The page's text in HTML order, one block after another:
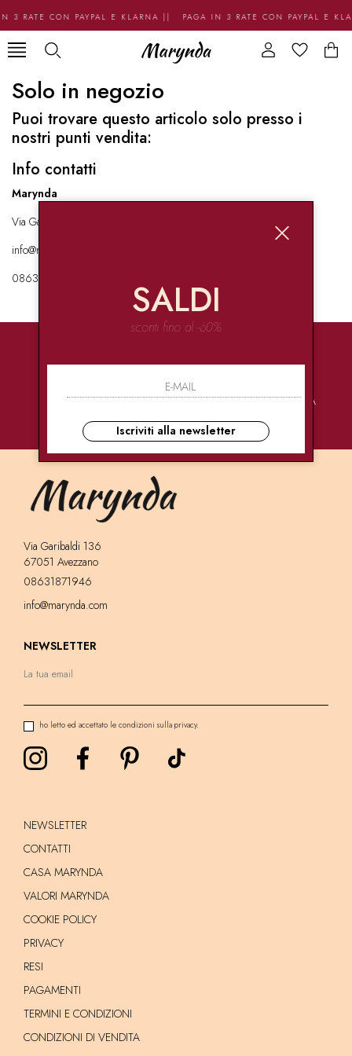
3 RATE CON PAYPAL E KLARNA || PAGA IN 3 RATE CON PAYPAL E
Solo in negozio
Puoi trovare questo articolo solo presso i
nostri punti vendita:
Info contatti
Marynda
Via Garibaldi 136 67051 Avezzano
info@marynda.com
08631871946
PAGAMENTI
CONSEGNE
ULTRA RAPIDE
ASSISTENZA
Via Garibaldi 136
67051 Avezzano
08631871946
info@marynda.com
NEWSLETTER
ho letto ed accettato le condizioni sulla privacy.
NEWSLETTER
CONTATTI
CASA MARYNDA
VALORI MARYNDA
COOKIE POLICY
PRIVACY
RESI
PAGAMENTI
TERMINI E CONDIZIONI
CONDIZIONI DI VENDITA
SALDI
sconti fino al -60%
Iscriviti alla newsletter